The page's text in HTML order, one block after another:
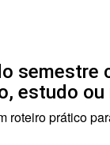
semestre
estudo ou
roteiro prático